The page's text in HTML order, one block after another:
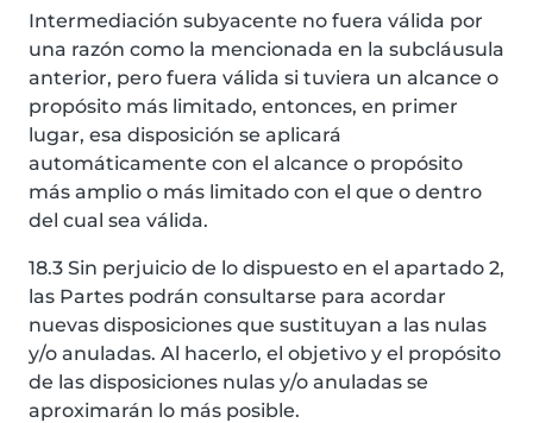
Intermediación subyacente no fuera válida por
una razón como la mencionada en la subcláusula
anterior, pero fuera válida si tuviera un alcance o
propósito más limitado, entonces, en primer
lugar, esa disposición se aplicará
automáticamente con el alcance o propósito
más amplio o más limitado con el que o dentro
del cual sea válida.
18.3 Sin perjuicio de lo dispuesto en el apartado 2,
las Partes podrán consultarse para acordar
nuevas disposiciones que sustituyan a las nulas
y/o anuladas. Al hacerlo, el objetivo y el propósito
de las disposiciones nulas y/o anuladas se
aproximarán lo más posible.